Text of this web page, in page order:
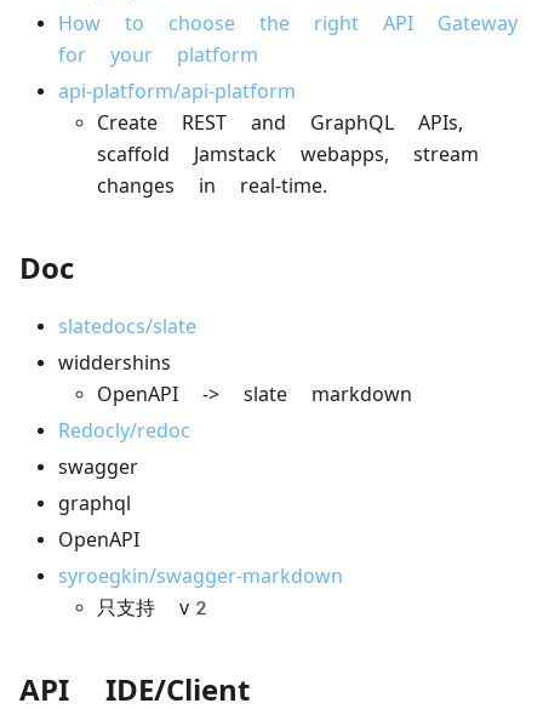
How to choose the right API Gateway
for your platform
api-platform/api-platform
Create REST and GraphQL APIs,
scaffold Jamstack webapps, stream
changes in real-time.
Doc
slatedocs/slate
widdershins
OpenAPI -> slate markdown
Redocly/redoc
swagger
graphql
OpenAPI
syroegkin/swagger-markdown
只支持 v2
API IDE/Client